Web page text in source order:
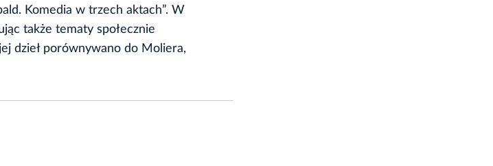
Komedia w trzech aktach”. W
także tematy społecznie
dzieł porównywano do Moliera,